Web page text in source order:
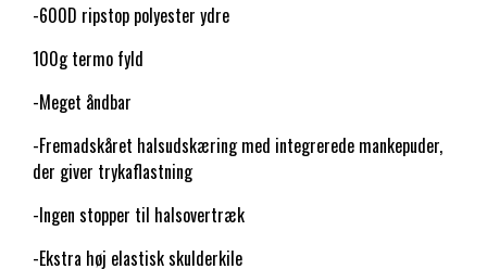
PREMIER EQUINE
RACING TACK
-600D ripstop polyester ydre
100g termo fyld
-Meget åndbar
-Fremadskåret halsudskæring med integrerede mankepuder,
der giver trykaflastning
-Ingen stopper til halsovertræk
-Ekstra høj elastisk skulderkile